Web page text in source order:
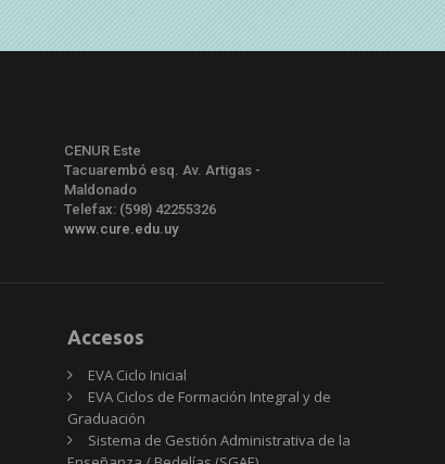
CENUR Este
Tacuarembó esq. Av. Artigas -
Maldonado
Telefax: (598) 42255326
www.cure.edu.uy
Accesos
EVA Ciclo Inicial
EVA Ciclos de Formación Integral y de
Graduación
Sistema de Gestión Administrativa de la